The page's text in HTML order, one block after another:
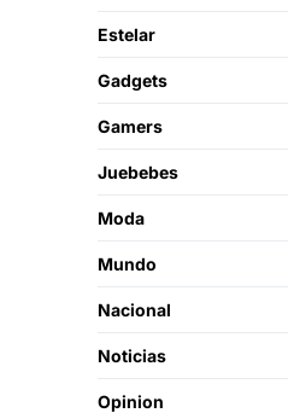
Estelar
Gadgets
Gamers
Juebebes
Moda
Mundo
Nacional
Noticias
Opinion